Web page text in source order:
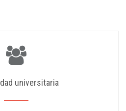
universitaria